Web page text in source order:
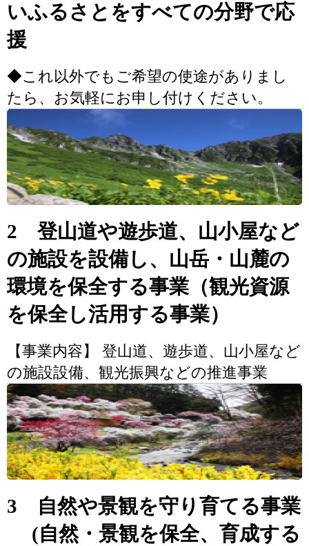
いふるさとをすべての分野で応
援
◆これ以外でもご希望の使途がありまし
たら、お気軽にお申し付けください。
2 登山道や遊歩道、山小屋など
の施設を設備し、山岳・山麓の
環境を保全する事業（観光資源
を保全し活用する事業）
【事業内容】 登山道、遊歩道、山小屋など
の施設設備、観光振興などの推進事業
3 自然や景観を守り育てる事業
(自然・景観を保全、育成する